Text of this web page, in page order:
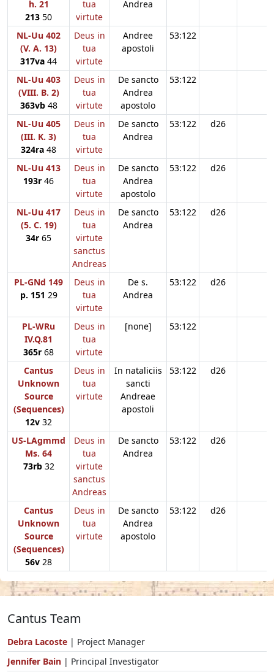
h. 21
213 50
tua
virtute
Andrea
NL-Uu 402
(V. A. 13)
317va 44
Deus in
tua
virtute
Andree
apostoli
53:122
NL-Uu 403
(VIII. B. 2)
363vb48
Deus in
tua
virtute
De sancto
Andrea
apostolo
53:122
NL-Uu 405
(III. K. 3)
324ra 48
Deus in
tua
virtute
De sancto
Andrea
53:122 d26
NL-Uu 413
193r 46
Deus in
tua
virtute
De sancto
Andrea
apostolo
53:122 d26
NL-Uu 417
(5. C. 19)
34r 65
Deus in
tua
virtute
sanctus
Andreas
De sancto
Andrea
53:122 d26
PL-GNd 149
p. 151 29
Deus in
tua
virtute
De s.
Andrea
53:122 d26
PL-WRu
IV.Q.81
365r 68
Deus in
tua
virtute
[none] 53:122
Cantus
Unknown
Source
(Sequences)
12v 32
Deus in
tua
virtute
In nataliciis
sancti
Andreae
apostoli
53:122 d26
US-LAgmmd
Ms. 64
73rb32
Deus in
tua
virtute
sanctus
Andreas
De sancto
Andrea
53:122 d26
Cantus
Unknown
Source
(Sequences)
56v 28
Deus in
tua
virtute
De sancto
Andrea
apostolo
53:122 d26
Cantus Team
Debra Lacoste | Project Manager
Jennifer Bain | Principal Investigator